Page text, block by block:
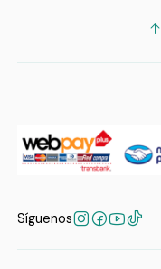
Síguenos